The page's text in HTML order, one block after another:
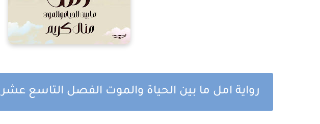
رواية امل ما بين الحياة والموت الفصل التاسع عشر